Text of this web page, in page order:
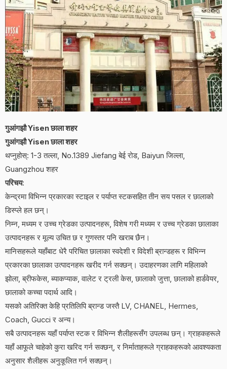
गुआंगझौ Yisen छाला शहर
गुआंगझौ Yisen छाला शहर
थप्नुहोस्: 1-3 तल्ला, No.1389 Jiefang बेई रोड, Baiyun जिल्ला,
Guangzhou शहर
परिचय:
केन्द्रमा विभिन्न प्रकारका स्टाइल र पर्याप्त स्टकसहित तीन सय पसल र छालाको
डिस्प्ले हल छन्।
निम्न, मध्यम र उच्च ग्रेडका उत्पादनहरू, विशेष गरी मध्यम र उच्च ग्रेडका छालाका
उत्पादनहरू र मूल्य उचित छ र गुणस्तर पनि खराब छैन।
मानिसहरूले यहाँबाट धेरै परिचित छालाका स्वदेशी र विदेशी ब्रान्डहरू र विभिन्न
प्रकारका छालाका उत्पादनहरू खरीद गर्न सक्छन्। उदाहरणका लागि महिलाको
झोला, ब्रीफकेस, ब्याकप्याक, वालेट र ट्रली केस, छालाको जुत्ता, छालाको हार्डवेयर,
छालाको कच्चा पदार्थ आदि।
यसको अतिरिक्त केहि प्रतिलिपि ब्रान्ड जस्तै LV, CHANEL, Hermes,
Coach, Gucci र अन्य।
सबै उत्पादनहरू यहाँ पर्याप्त स्टक र विभिन्न शैलीहरूसँग उपलब्ध छन्। ग्राहकहरूले
यहाँ आफूले चाहेको कुरा खरिद गर्न सक्छन्, र निर्माताहरूले ग्राहकहरूको आवश्यकता
अनुसार शैलीहरू अनुकूलित गर्न सक्छन्।